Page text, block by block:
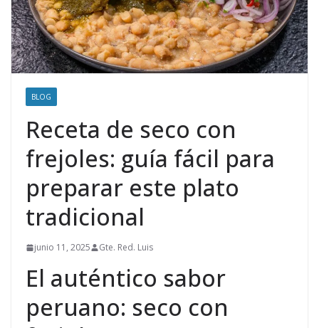
BLOG
Receta de seco con
frejoles: guía fácil para
preparar este plato
tradicional
junio 11, 2025 Gte. Red. Luis
El auténtico sabor
peruano: seco con